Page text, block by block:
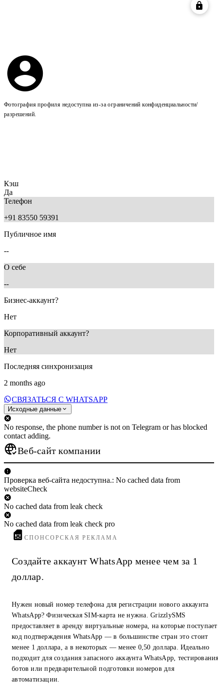
Фотография профиля недоступна из-за ограничений конфиденциальности/
разрешений.
Кэш
Да
Телефон
+91 83550 59391
Публичное имя
--
О себе
--
Бизнес-аккаунт?
Нет
Корпоративный аккаунт?
Нет
Последняя синхронизация
2 months ago
СВЯЗАТЬСЯ С WHATSAPP
Исходные данные
No response, the phone number is not on Telegram or has blocked
contact adding.
Веб-сайт компании
Проверка веб-сайта недоступна.: No cached data from
websiteCheck
No cached data from leak check
No cached data from leak check pro
СПОНСОРСКАЯ РЕКЛАМА
Создайте аккаунт WhatsApp менее чем за 1
доллар.
Нужен новый номер телефона для регистрации нового аккаунта
WhatsApp? Физическая SIM-карта не нужна. GrizzlySMS
предоставляет в аренду виртуальные номера, на которые поступает
код подтверждения WhatsApp — в большинстве стран это стоит
менее 1 доллара, а в некоторых — менее 0,50 доллара. Идеально
подходит для создания запасного аккаунта WhatsApp,
ботов или предварительной подготовки номеров для
автоматизации.